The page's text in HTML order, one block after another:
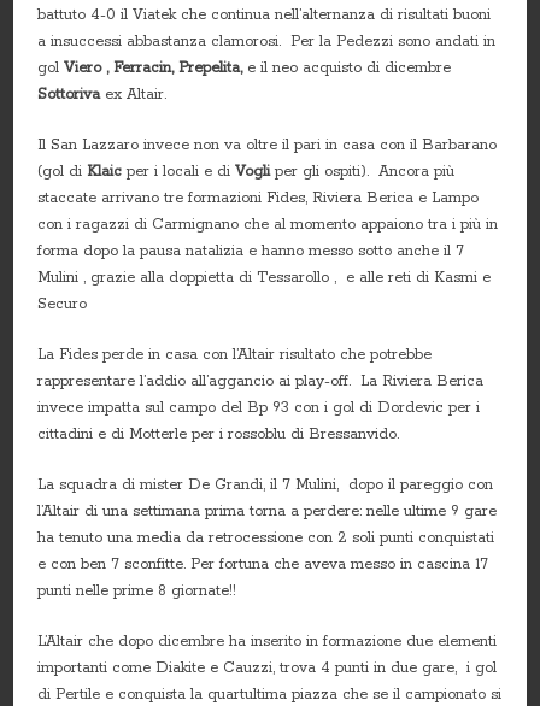
battuto 4-0 il Viatek che continua nell’alternanza di risultati buoni
a insuccessi abbastanza clamorosi. Per la Pedezzi sono andati in
golViero , Ferracin, Prepelita,e il neo acquisto di dicembre
Sottorivaex Altair.
Il San Lazzaro invece non va oltre il pari in casa con il Barbarano
(gol di Klaicper i locali e diVogliper gli ospiti). Ancora più
staccate arrivano tre formazioni Fides, Riviera Berica e Lampo
con i ragazzi di Carmignano che al momento appaiono tra i più in
forma dopo la pausa natalizia e hanno messo sotto anche il 7
Mulini , grazie alla doppietta di Tessarollo , e alle reti di Kasmi e
Securo
La Fides perde in casa con l’Altair risultato che potrebbe
rappresentare l’addio all’aggancio ai play-off. La Riviera Berica
invece impatta sul campo del Bp 93 con i gol di Dordevic per i
cittadini e di Motterle per i rossoblu di Bressanvido.
La squadra di mister De Grandi, il 7 Mulini, dopo il pareggio con
l’Altair di una settimana prima torna a perdere: nelle ultime 9 gare
ha tenuto una media da retrocessione con 2 soli punti conquistati
e con ben 7 sconfitte. Per fortuna che aveva messo in cascina 17
punti nelle prime 8 giornate!!
L’Altair che dopo dicembre ha inserito in formazione due elementi
importanti come Diakite e Cauzzi, trova 4 punti in due gare, i gol
di Pertile e conquista la quartultima piazza che se il campionato si